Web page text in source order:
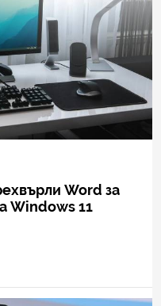
Word за
Windows 11